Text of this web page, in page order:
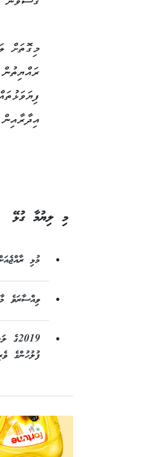
މިގޮތަށް
މި ލިޔުމާ ގުޅޭ
މުޅި
ވިއްސާރަވެ
ފުލުހުންގެ